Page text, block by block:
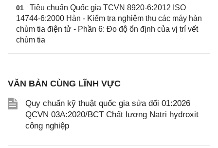
01
Tiêu chuẩn Quốc gia TCVN 8920-6:2012 ISO
14744-6:2000 Hàn - Kiểm tra nghiệm thu các máy hàn
chùm tia điện tử - Phần 6: Đo độ ổn định của vị trí vết
chùm tia
VĂN BẢN CÙNG LĨNH VỰC
Quy chuẩn kỹ thuật quốc gia sửa đổi 01:2026
QCVN 03A:2020/BCT Chất lượng Natri hydroxit
công nghiệp